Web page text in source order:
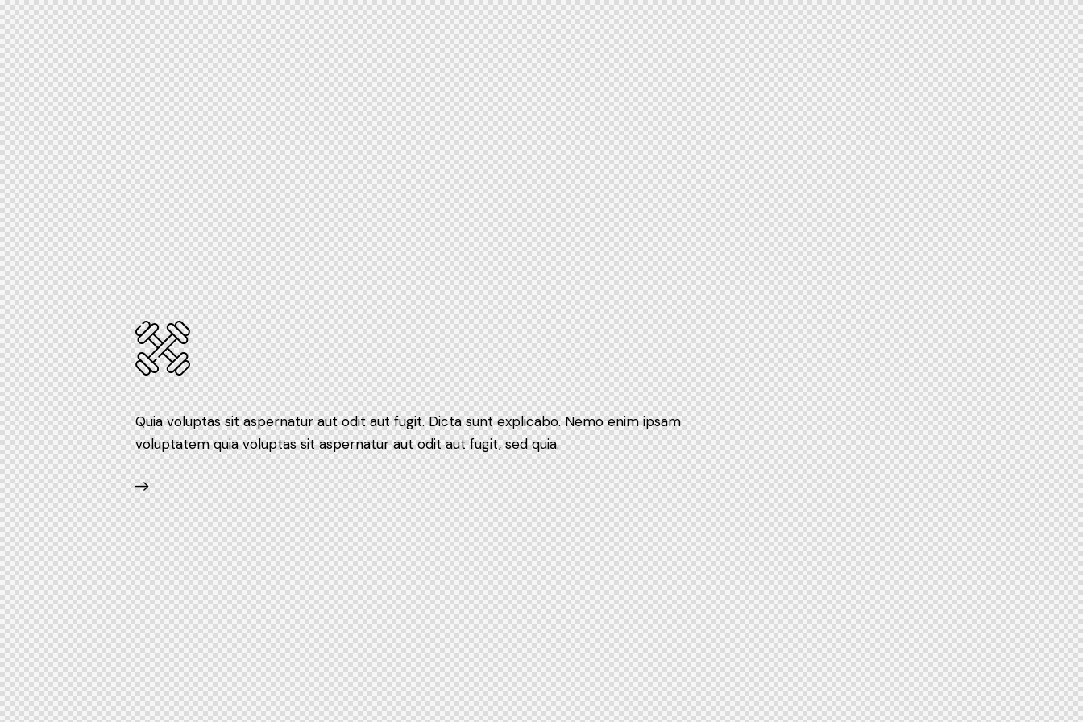
Quia voluptas sit aspernatur aut odit aut fugit. Dicta sunt explicabo. Nemo enim ipsam
voluptatem quia voluptas sit aspernatur aut odit aut fugit, sed quia.